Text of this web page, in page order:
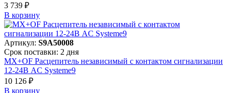
3 739 ₽
В корзинy
Артикул: S9A50008
Срок поставки: 2 дня
MX+OF Расцепитель независимый с контактом сигнализации
12-24В AC Systeme9
10 126 ₽
В корзинy